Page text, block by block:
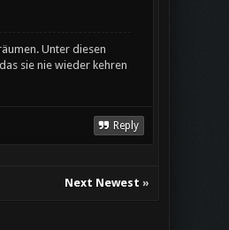
Unter diesen
sie nie wieder kehren
Reply
Next Newest »